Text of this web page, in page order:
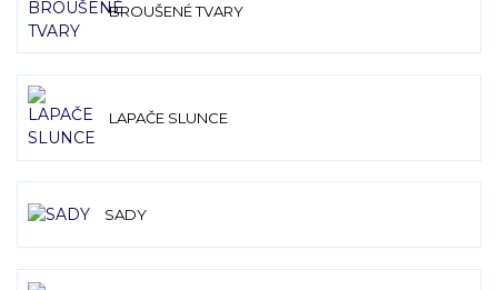
BROUŠENÉ TVARY
LAPAČE SLUNCE
SADY